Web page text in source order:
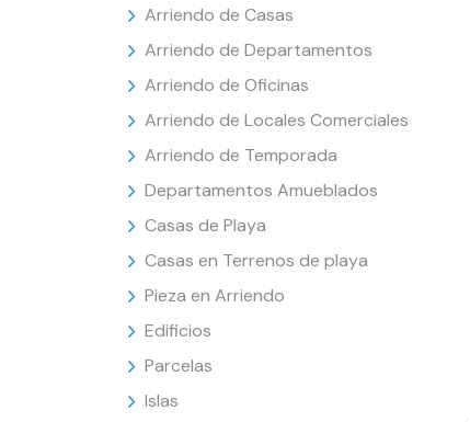
Arriendo de Casas
Arriendo de Departamentos
Arriendo de Oficinas
Arriendo de Locales Comerciales
Arriendo de Temporada
Departamentos Amueblados
Casas de Playa
Casas en Terrenos de playa
Pieza en Arriendo
Edificios
Parcelas
Islas